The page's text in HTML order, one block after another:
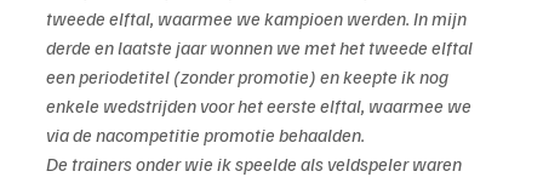
tweede elftal, waarmee we kampioen werden. In mijn
derde en laatste jaar wonnen we met het tweede elftal
een periodetitel (zonder promotie) en keepte ik nog
enkele wedstrijden voor het eerste elftal, waarmee we
via de nacompetitie promotie behaalden.
De trainers onder wie ik speelde als veldspeler waren